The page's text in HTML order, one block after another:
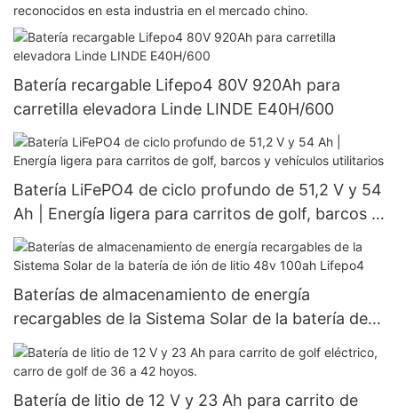
reconocidos en esta industria en el mercado chino.
Batería recargable Lifepo4 80V 920Ah para
carretilla elevadora Linde LINDE E40H/600
Batería LiFePO4 de ciclo profundo de 51,2 V y 54
Ah | Energía ligera para carritos de golf, barcos y
vehículos utilitarios
Baterías de almacenamiento de energía
recargables de la Sistema Solar de la batería de
ión de litio 48v 100ah Lifepo4
Batería de litio de 12 V y 23 Ah para carrito de